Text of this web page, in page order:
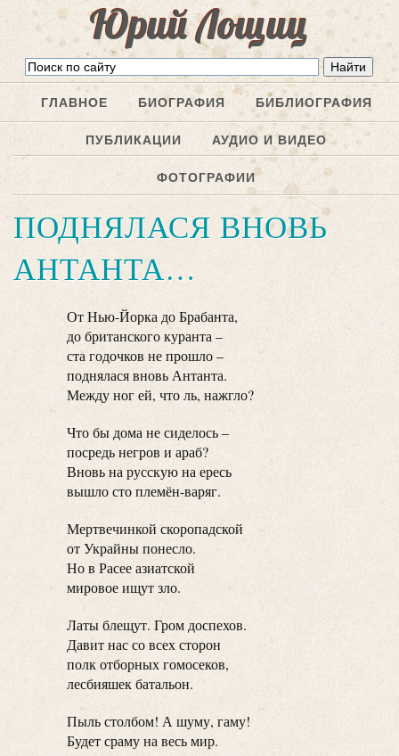
Юрий Лощиц
ГЛАВНОЕ БИОГРАФИЯ БИБЛИОГРАФИЯ
ПУБЛИКАЦИИ АУДИО И ВИДЕО
ФОТОГРАФИИ
ПОДНЯЛАСЯ ВНОВЬ
АНТАНТА…
От Нью-Йорка до Брабанта,
до британского куранта –
ста годочков не прошло –
поднялася вновь Антанта.
Между ног ей, что ль, нажгло?
Что бы дома не сиделось –
посредь негров и араб?
Вновь на русскую на ересь
вышло сто племён-варяг.
Мертвечинкой скоропадской
от Украйны понесло.
Но в Расее азиатской
мировое ищут зло.
Латы блещут. Гром доспехов.
Давит нас со всех сторон
полк отборных гомосеков,
лесбияшек батальон.
Пыль столбом! А шуму, гаму!
Будет сраму на весь мир.